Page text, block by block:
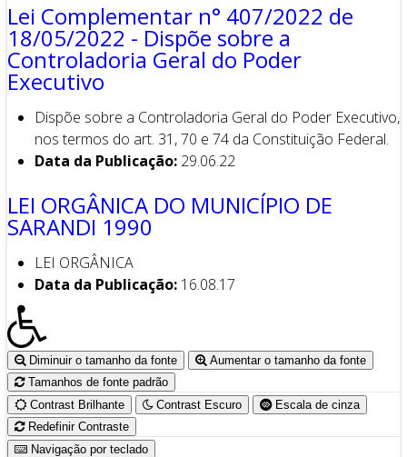
Lei Complementar n° 407/2022 de
18/05/2022 - Dispõe sobre a
Controladoria Geral do Poder
Executivo
Dispõe sobre a Controladoria Geral do Poder Executivo,
nos termos do art. 31, 70 e 74 da Constituição Federal.
Data da Publicação: 29.06.22
LEI ORGÂNICA DO MUNICÍPIO DE
SARANDI 1990
LEI ORGÂNICA
Data da Publicação: 16.08.17
Diminuir o tamanho da fonte
Aumentar o tamanho da fonte
Tamanhos de fonte padrão
Contrast Brilhante
Contrast Escuro
Escala de cinza
Redefinir Contraste
Navigação por teclado